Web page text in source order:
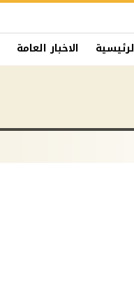
الاخبار العامة